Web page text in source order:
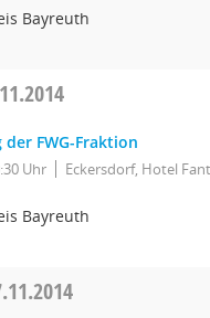
Bayreuth
der FWG-Fraktion
Uhr Eckersdorf, Hotel
Bayreuth